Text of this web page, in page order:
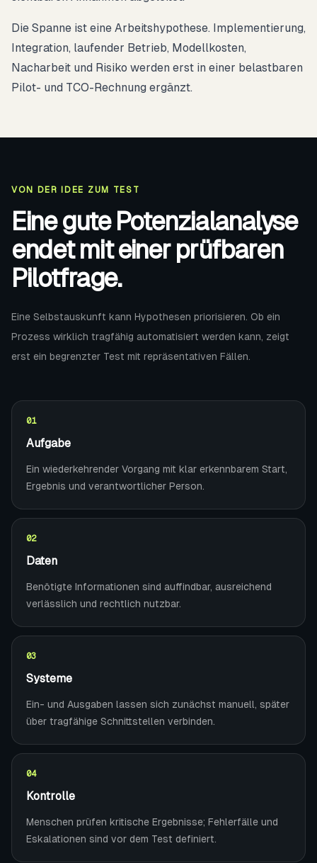
Die Spanne ist eine Arbeitshypothese. Implementierung,
Integration, laufender Betrieb, Modellkosten,
Nacharbeit und Risiko werden erst in einer belastbaren
Pilot- und TCO-Rechnung ergänzt.
VON DER IDEE ZUM TEST
Eine gute Potenzialanalyse
endet mit einer prüfbaren
Pilotfrage.
Eine Selbstauskunft kann Hypothesen priorisieren. Ob ein
Prozess wirklich tragfähig automatisiert werden kann, zeigt
erst ein begrenzter Test mit repräsentativen Fällen.
01
Aufgabe
Ein wiederkehrender Vorgang mit klar erkennbarem Start,
Ergebnis und verantwortlicher Person.
02
Daten
Benötigte Informationen sind auffindbar, ausreichend
verlässlich und rechtlich nutzbar.
03
Systeme
Ein- und Ausgaben lassen sich zunächst manuell, später
über tragfähige Schnittstellen verbinden.
04
Kontrolle
Menschen prüfen kritische Ergebnisse; Fehlerfälle und
Eskalationen sind vor dem Test definiert.